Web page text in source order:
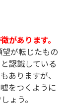
があります。
が転じたもの
認識している
ありますが、
をつくように
ょう。